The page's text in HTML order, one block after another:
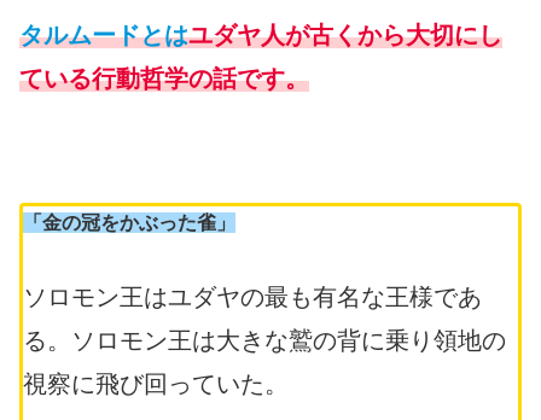
タルムードとはユダヤ人が古くから大切にし
ている行動哲学の話です。
「金の冠をかぶった雀」
ソロモン王はユダヤの最も有名な王様であ
る。ソロモン王は大きな鷲の背に乗り領地の
視察に飛び回っていた。